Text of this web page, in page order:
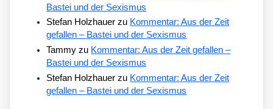
Bastei und der Sexismus
Stefan Holzhauer zu Kommentar: Aus der Zeit
gefallen – Bastei und der Sexismus
Tammy zu Kommentar: Aus der Zeit gefallen –
Bastei und der Sexismus
Stefan Holzhauer zu Kommentar: Aus der Zeit
gefallen – Bastei und der Sexismus